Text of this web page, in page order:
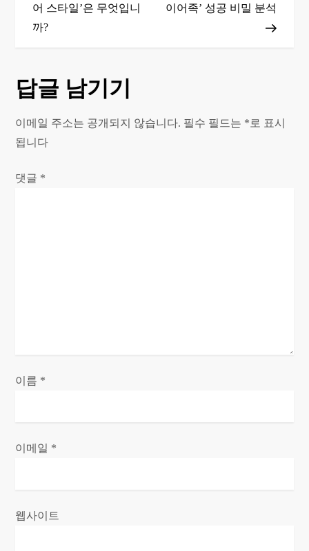
색
어 스타일’은 무엇입니
까?
이어족’ 성공 비밀 분석
답글 남기기
이메일 주소는 공개되지 않습니다. 필수 필드는 * 로 표시
됩니다
댓글 *
이름 *
이메일 *
웹사이트